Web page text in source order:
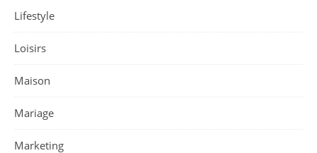
Lifestyle
Loisirs
Maison
Mariage
Marketing